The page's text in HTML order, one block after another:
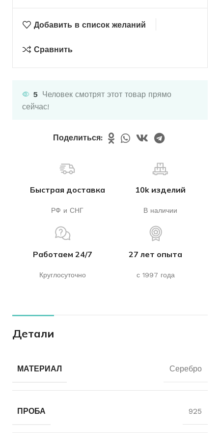
Добавить в список желаний
Сравнить
5 Человек смотрят этот товар прямо
сейчас!
Поделиться:
Быстрая доставка
РФ и СНГ
10k изделий
В наличии
Работаем 24/7
Круглосуточно
27 лет опыта
с 1997 года
Детали
МАТЕРИАЛ Серебро
ПРОБА 925